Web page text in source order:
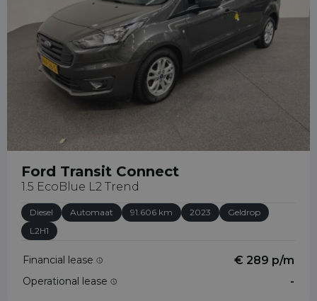
Ford Transit Connect
1.5 EcoBlue L2 Trend
Diesel Automaat 91.606 km 2023
Geldrop
L2H1
Financial lease € 289 p/m
Operational lease -